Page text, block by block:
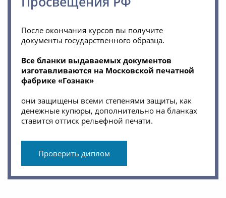
После окончания курсов вы получите
документы государственного образца.
Все бланки выдаваемых документов
изготавливаются на Московской печатной
фабрике «Гознак»
они защищены всеми степенями защиты, как
денежные купюры, дополнительно на бланках
ставится оттиск рельефной печати.
Проверить диплом